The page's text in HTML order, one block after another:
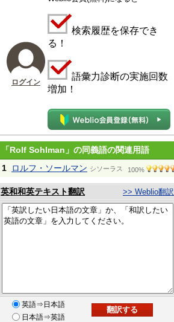
ログイン
検索履歴を保存でき
る！
語彙力診断の実施回数
増加！
「Rolf Sohlman」の同義語の関連用語
1
ロルフ・ソールマン シソーラス 100%
英和和英テキスト翻訳 >> Weblio翻訳
英語⇒日本語
日本語⇒英語